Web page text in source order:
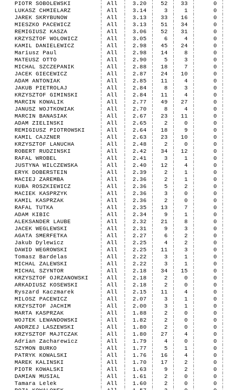
PIOTR SOBOLEWSKI
All 3.20 52 33
0
LUKASZ CHMIELARZ
All 3.14 3 1
0
JAREK SKRYBUNOW
All 3.13 33 16
0
MIESZKO PACEWICZ
All 3.13 51 34
0
REMIGIUSZ KASZA
All 3.06 52 31
0
KRZYSZTOF WOLOWICZ
All 3.05 6 4
0
KAMIL DANIELEWICZ
All 2.98 45 24
0
Mariusz Paul
All 2.98 14 8
0
MATEUSZ OTTO
All 2.90 5 3
0
MICHAL SZCZEPANIK
All 2.88 18 7
0
JACEK GIECEWICZ
All 2.87 24 10
0
ADAM ANTONIAK
All 2.85 11 4
0
JAKUB PIETROLAJ
All 2.84 8 3
0
KRZYSZTOF GIMINSKI
All 2.84 11 4
0
MARCIN KOWALIK
All 2.77 49 27
0
JANUSZ WOJTKOWIAK
All 2.70 8 4
0
MARCIN BANASIAK
All 2.67 23 11
0
ADAM ZIELINSKI
All 2.65 2 0
0
REMIGIUSZ PIOTROWSKI
All 2.64 18 9
0
KAMIL CAJZNER
All 2.63 23 10
0
KRZYSZTOF LANUCHA
All 2.48 2 0
0
ROBERT RUDZINSKI
All 2.42 34 12
0
RAFAL WROBEL
All 2.41 3 1
0
JUSTYNA WILCZEWSKA
All 2.40 12 4
0
ERYK DOBERSTEIN
All 2.39 2 1
0
MACIEJ ZAREMBA
All 2.36 2 1
0
KUBA ROSZKIEWICZ
All 2.36 5 2
0
MACIEK KASPRZYK
All 2.36 3 0
0
KAMIL KASPRZAK
All 2.36 2 0
0
RAFAL TUTKA
All 2.35 13 7
0
ADAM KIBIC
All 2.34 9 1
0
ALEKSANDER LAUBE
All 2.32 21 8
0
JACEK WEGLEWSKI
All 2.31 9 3
0
AGATA SMERFETKA
All 2.27 6 2
0
Jakub Dylewicz
All 2.25 4 2
0
DAWID WEGROWSKI
All 2.25 11 3
0
Tomasz Bardelas
All 2.22 3 1
0
MICHAL ZALEWSKI
All 2.22 3 1
0
MICHAL SZYNTOR
All 2.18 34 15
0
KRZYSZTOF OJRZANOWSKI
All 2.18 2 0
0
ARKADIUSZ KOSEWSKI
All 2.18 2 0
0
Ryszard Kaczmarek
All 2.15 11 4
0
MILOSZ PACEWICZ
All 2.07 3 1
0
KRZYSZTOF JACHIM
All 2.00 3 1
0
MARTA KASPRZAK
All 1.88 2 0
0
WOJTEK LEWANDOWSKI
All 1.82 2 0
0
ANDRZEJ LASZEWSKI
All 1.80 2 0
0
KRZYSZTOF MAJTCZAK
All 1.80 27 4
0
Adrian Zacharewicz
All 1.79 4 0
0
SZYMON BURKO
All 1.77 5 1
0
PATRYK KOWALSKI
All 1.76 16 4
0
MAREK KALINSKI
All 1.70 17 2
0
PIOTR KOWALSKI
All 1.63 9 2
0
DAMIAN MUSIAL
All 1.61 2 0
0
Tamara Lelek
All 1.60 2 0
0